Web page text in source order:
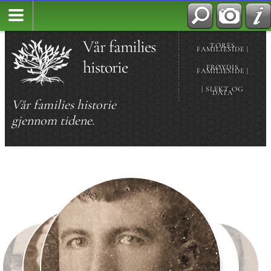
Vår families
historie
Vår families historie
gjennom tidene.
TORES
FAMILIESIDE |
FRØYDIS
FAMILIESIDE |
| SLEKT OG
DATA